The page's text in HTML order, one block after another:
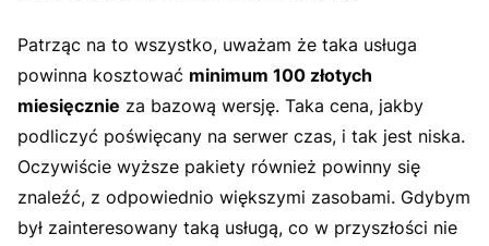
Patrząc na to wszystko, uważam że taka usługa
powinna kosztować minimum 100 złotych
miesięcznie za bazową wersję. Taka cena, jakby
podliczyć poświęcany na serwer czas, i tak jest niska.
Oczywiście wyższe pakiety również powinny się
znaleźć, z odpowiednio większymi zasobami. Gdybym
był zainteresowany taką usługą, co w przyszłości nie